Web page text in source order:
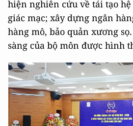
hiện nghiên cứu về tái tạo
giác mạc; xây dựng ngân
hàng mô, bảo quản xương
sàng của bộ môn được hình